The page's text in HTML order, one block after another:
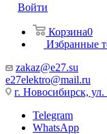
Войти
Корзина0
Избранные
zakaz@e27.su
e27elektro@mail.ru
г. Новосибирск,
Telegram
WhatsApp